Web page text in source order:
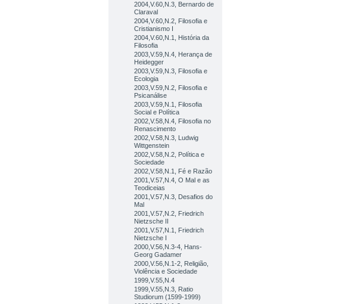
2004,V.60,N.3, Bernardo de
Claraval
2004,V.60,N.2, Filosofia e
Cristianismo I
2004,V.60,N.1, História da
Filosofia
2003,V.59,N.4, Herança de
Heidegger
2003,V.59,N.3, Filosofia e
Ecologia
2003,V.59,N.2, Filosofia e
Psicanálise
2003,V.59,N.1, Filosofia
Social e Política
2002,V.58,N.4, Filosofia no
Renascimento
2002,V.58,N.3, Ludwig
Wittgenstein
2002,V.58,N.2, Política e
Sociedade
2002,V.58,N.1, Fé e Razão
2001,V.57,N.4, O Mal e as
Teodiceias
2001,V.57,N.3, Desafios do
Mal
2001,V.57,N.2, Friedrich
Nietzsche II
2001,V.57,N.1, Friedrich
Nietzsche I
2000,V.56,N.3-4, Hans-
Georg Gadamer
2000,V.56,N.1-2, Religião,
Violência e Sociedade
1999,V.55,N.4
1999,V.55,N.3, Ratio
Studiorum (1599-1999)